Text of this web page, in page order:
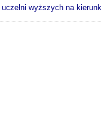
wyższych na